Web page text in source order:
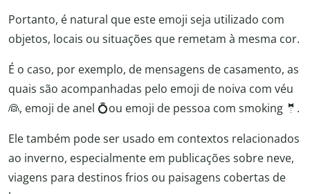
Portanto, é natural que este emoji seja utilizado com
objetos, locais ou situações que remetam à mesma cor.
É o caso, por exemplo, de mensagens de casamento, as
quais são acompanhadas pelo emoji de noiva com véu
👰, emoji de anel 💍ou emoji de pessoa com smoking 🤵.
Ele também pode ser usado em contextos relacionados
ao inverno, especialmente em publicações sobre neve,
viagens para destinos frios ou paisagens cobertas de